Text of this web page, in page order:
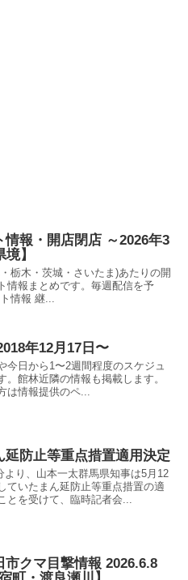
情報・開店閉店 ～2026年3
】
栃木・茨城・さいたま)あたりの開
情報まとめです。毎週配信を予
情報 継...
年12月17日〜
今日から1〜2週間程度のスケジュ
。館林近隣の情報も掲載します。
は情報提供のペ...
延防止等重点措置適用決定
より、山本一太群馬県知事は5月12
ていたまん延防止等重点措置の適
とを受けて、臨時記者会...
市クマ目撃情報 2026.6.8